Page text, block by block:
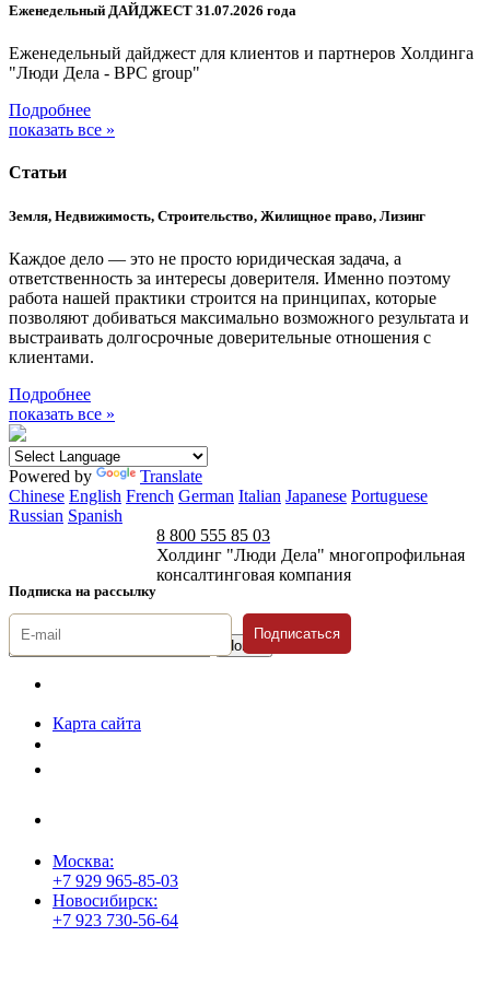
Еженедельный ДАЙДЖЕСТ 31.07.2026 года
Еженедельный дайджест для клиентов и партнеров Холдинга
"Люди Дела - BPC group"
Подробнее
показать все »
Статьи
Земля, Недвижимость, Строительство, Жилищное право, Лизинг
Каждое дело — это не просто юридическая задача, а
ответственность за интересы доверителя. Именно поэтому
работа нашей практики строится на принципах, которые
позволяют добиваться максимально возможного результата и
выстраивать долгосрочные доверительные отношения с
клиентами.
Подробнее
показать все »
Powered by
Translate
Chinese English French German Italian Japanese Portuguese
Russian Spanish
Подписка на рассылку
8 800 555 85 03
Холдинг "Люди Дела" многопрофильная
консалтинговая компания
Подписаться
Карта сайта
Москва:
+7 929 965-85-03
Новосибирск:
+7 923 730-56-64